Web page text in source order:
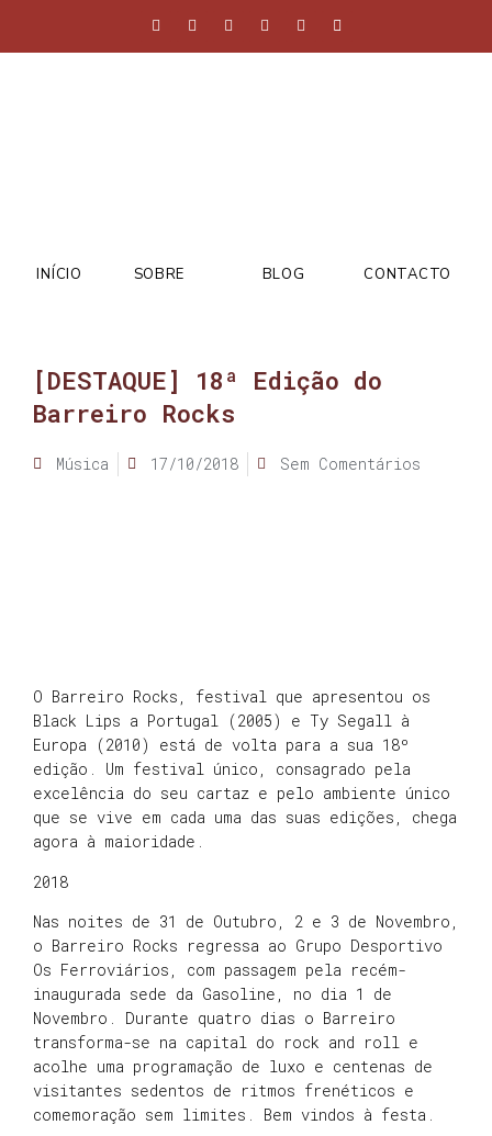
INÍCIO SOBRE BLOG CONTACTO
[DESTAQUE] 18ª Edição do
Barreiro Rocks
Música 17/10/2018 Sem Comentários
O Barreiro Rocks, festival que apresentou os
Black Lips a Portugal (2005) e Ty Segall à
Europa (2010) está de volta para a sua 18º
edição. Um festival único, consagrado pela
excelência do seu cartaz e pelo ambiente único
que se vive em cada uma das suas edições, chega
agora à maioridade.
2018
Nas noites de 31 de Outubro, 2 e 3 de Novembro,
o Barreiro Rocks regressa ao Grupo Desportivo
Os Ferroviários, com passagem pela recém-
inaugurada sede da Gasoline, no dia 1 de
Novembro. Durante quatro dias o Barreiro
transforma-se na capital do rock and roll e
acolhe uma programação de luxo e centenas de
visitantes sedentos de ritmos frenéticos e
comemoração sem limites. Bem vindos à festa.